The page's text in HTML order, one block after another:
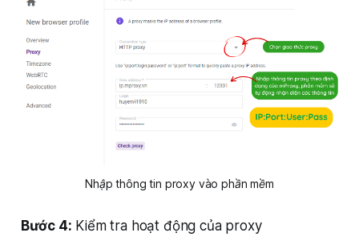
Nhập thông tin proxy vào phần mềm
Bước 4: Kiểm tra hoạt động của proxy